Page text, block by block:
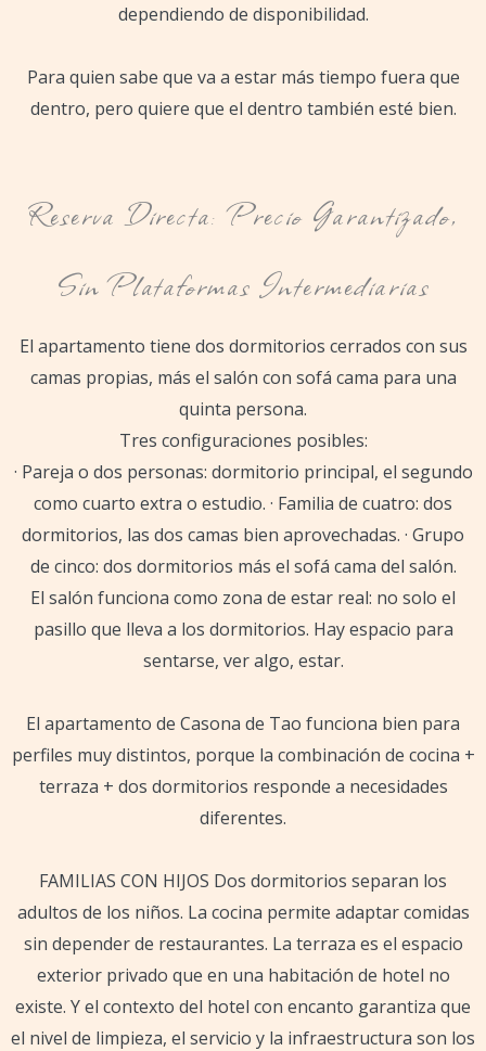
dependiendo de disponibilidad.
Para quien sabe que va a estar más tiempo fuera que
dentro, pero quiere que el dentro también esté bien.
Reserva Directa: Precio Garantizado,
Sin Plataformas Intermediarias
El apartamento tiene dos dormitorios cerrados con sus
camas propias, más el salón con sofá cama para una
quinta persona.
Tres configuraciones posibles:
· Pareja o dos personas: dormitorio principal, el segundo
como cuarto extra o estudio. · Familia de cuatro: dos
dormitorios, las dos camas bien aprovechadas. · Grupo
de cinco: dos dormitorios más el sofá cama del salón.
El salón funciona como zona de estar real: no solo el
pasillo que lleva a los dormitorios. Hay espacio para
sentarse, ver algo, estar.
El apartamento de Casona de Tao funciona bien para
perfiles muy distintos, porque la combinación de cocina +
terraza + dos dormitorios responde a necesidades
diferentes.
FAMILIAS CON HIJOS Dos dormitorios separan los
adultos de los niños. La cocina permite adaptar comidas
sin depender de restaurantes. La terraza es el espacio
exterior privado que en una habitación de hotel no
existe. Y el contexto del hotel con encanto garantiza que
el nivel de limpieza, el servicio y la infraestructura son los